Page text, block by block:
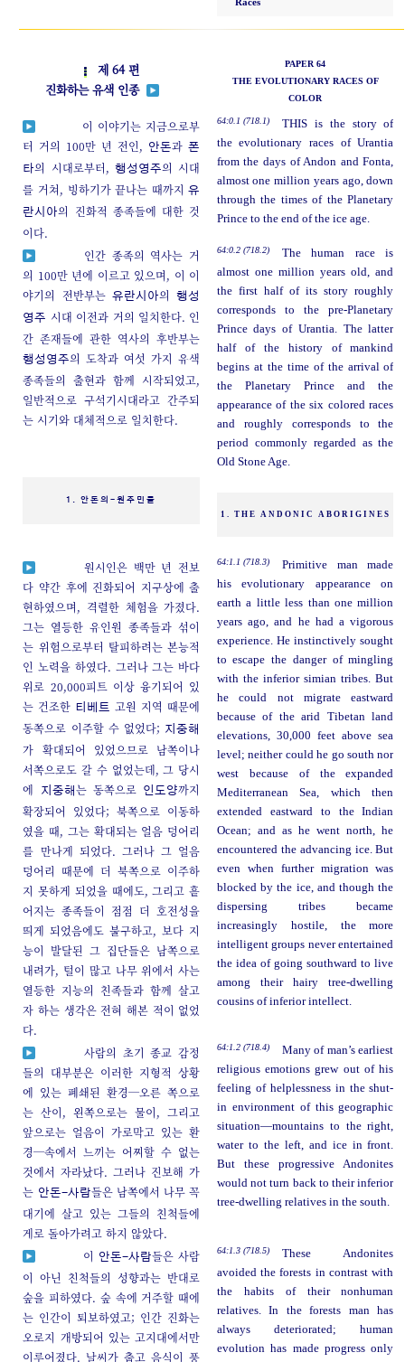
제 64 편
진화하는 유색 인종
PAPER 64
THE EVOLUTIONARY RACES OF
COLOR
이 이야기는 지금으로부
터 거의 100만 년 전인,
안돈과폰
타의 시대로부터, 행성영주의 시대
를 거쳐, 빙하기가 끝나는 때까지유
란시아의 진화적 종족들에 대한 것
이다.
64:0.1 (718.1)
THIS is the story of
the evolutionary races of Urantia
from the days of Andon and Fonta,
almost one million years ago, down
through the times of the Planetary
Prince to the end of the ice age.
인간 종족의 역사는 거
의 100만 년에 이르고 있으며, 이 이
야기의 전반부는 유란시아의행성
영주 시대 이전과 거의 일치한다. 인
간 존재들에 관한 역사의 후반부는
행성영주의 도착과 여섯 가지 유색
종족들의 출현과 함께 시작되었고,
일반적으로 구석기시대라고 간주되
는 시기와 대체적으로 일치한다.
64:0.2 (718.2)
The human race is
almost one million years old, and
the first half of its story roughly
corresponds to the pre-Planetary
Prince days of Urantia. The latter
half of the history of mankind
begins at the time of the arrival of
the Planetary Prince and the
appearance of the six colored races
and roughly corresponds to the
period commonly regarded as the
Old Stone Age.
1. 안돈의-원주민들
1. THE ANDONIC ABORIGINES
원시인은 백만 년 전보
다 약간 후에 진화되어 지구상에 출
현하였으며, 격렬한 체험을 가졌다.
그는 열등한 유인원 종족들과 섞이
는 위험으로부터 탈피하려는 본능적
인 노력을 하였다. 그러나 그는 바다
위로 20,000피트 이상 융기되어 있
는 건조한 티베트 고원 지역 때문에
동쪽으로 이주할 수 없었다; 지중해
가 확대되어 있었으므로 남쪽이나
서쪽으로도 갈 수 없었는데, 그 당시
에
지중해 는 동쪽으로 인도양까지
확장되어 있었다; 북쪽으로 이동하
였을 때, 그는 확대되는 얼음 덩어리
를 만나게 되었다. 그러나 그 얼음
덩어리 때문에 더 북쪽으로 이주하
지 못하게 되었을 때에도, 그리고 흩
어지는 종족들이 점점 더 호전성을
띄게 되었음에도 불구하고, 보다 지
능이 발달된 그 집단들은 남쪽으로
내려가, 털이 많고 나무 위에서 사는
열등한 지능의 친족들과 함께 살고
자 하는 생각은 전혀 해본 적이 없었
다.
64:1.1 (718.3)
Primitive man made
his evolutionary appearance on
earth a little less than one million
years ago, and he had a vigorous
experience. He instinctively sought
to escape the danger of mingling
with the inferior simian tribes. But
he could not migrate eastward
because of the arid Tibetan land
elevations, 30,000 feet above sea
level; neither could he go south nor
west because of the expanded
Mediterranean Sea, which then
extended eastward to the Indian
Ocean; and as he went north, he
encountered the advancing ice. But
even when further migration was
blocked by the ice, and though the
dispersing tribes became
increasingly hostile, the more
intelligent groups never entertained
the idea of going southward to live
among their hairy tree-dwelling
cousins of inferior intellect.
사람의 초기 종교 감정
들의 대부분은 이러한 지형적 상황
에 있는 폐쇄된 환경─오른 쪽으로
는 산이, 왼쪽으로는 물이, 그리고
앞으로는 얼음이 가로막고 있는 환
경─속에서 느끼는 어찌할 수 없는
것에서 자라났다. 그러나 진보해 가
는 안돈-사람들은 남쪽에서 나무 꼭
대기에 살고 있는 그들의 친척들에
게로 돌아가려고 하지 않았다.
64:1.2 (718.4)
Many of man’s earliest
religious emotions grew out of his
feeling of helplessness in the shut-
in environment of this geographic
situation—mountains to the right,
water to the left, and ice in front.
But these progressive Andonites
would not turn back to their inferior
tree-dwelling relatives in the south.
이 안돈-사람들은 사람
이 아닌 친척들의 성향과는 반대로
숲을 피하였다. 숲 속에 거주할 때에
는 인간이 퇴보하였고; 인간 진화는
오로지 개방되어 있는 고지대에서만
이루어졌다. 날씨가 춥고 음식이 풍
64:1.3 (718.5)
These Andonites
avoided the forests in contrast with
the habits of their nonhuman
relatives. In the forests man has
always deteriorated; human
evolution has made progress only